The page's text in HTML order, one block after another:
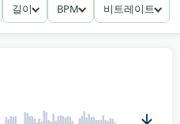
길이 BPM 비트레이트